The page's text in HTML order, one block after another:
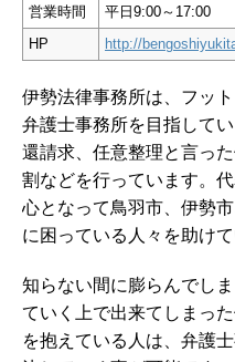
営業時間
平日9:00～17:00
HP
http://
伊勢法律事務所は、フッ
弁護士事務所を目指して
還請求、任意整理と言っ
割などを行っています。
心となって鳥羽市、伊勢
に困っている人々を助けて
知らない間に膨らんでし
ていく上で出来てしまっ
を抱えている人は、弁護